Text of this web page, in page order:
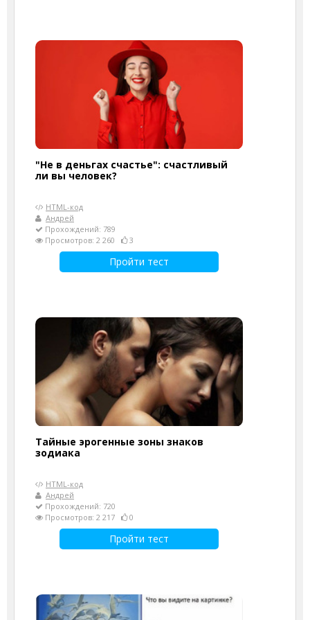
"Не в деньгах счастье": счастливый
ли вы человек?
HTML-код
Андрей
Прохождений: 789
Просмотров: 2 260
3
Пройти тест
Тайные эрогенные зоны знаков
зодиака
HTML-код
Андрей
Прохождений: 720
Просмотров: 2 217
0
Пройти тест